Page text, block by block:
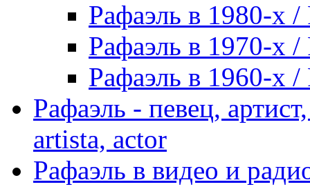
Рафаэль в 1980-х /
Рафаэль в 1970-х /
Рафаэль в 1960-х /
Рафаэль - певец,
artista, actor
Рафаэль в видео и